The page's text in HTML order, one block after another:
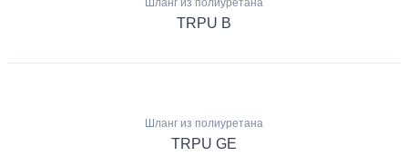
Шланг из полиуретана
TRPU B
Шланг из полиуретана
TRPU GE